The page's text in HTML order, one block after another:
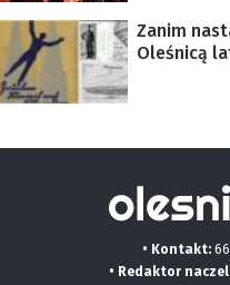
Zanim
Oleśnicą
• Kontakt:
• Redaktor